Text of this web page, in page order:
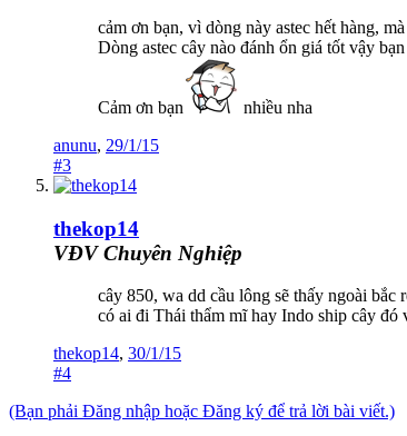
cảm ơn bạn, vì dòng này astec hết hàng,
Dòng astec cây nào đánh ổn giá tốt vậy
Cảm ơn bạn
nhiều nha
anunu, 29/1/15
#3
thekop14
VĐV Chuyên Nghiệp
cây 850, wa dd cầu lông sẽ thấy ngoài
có ai đi Thái thẩm mĩ hay Indo ship cây
thekop14, 30/1/15
#4
(Bạn phải Đăng nhập hoặc Đăng ký để trả lời bài viết.)